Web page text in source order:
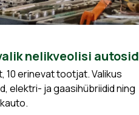
nelikveolisi autosid
10 erinevat tootjat. Valikus
elektri- ja gaasihübriidid ning